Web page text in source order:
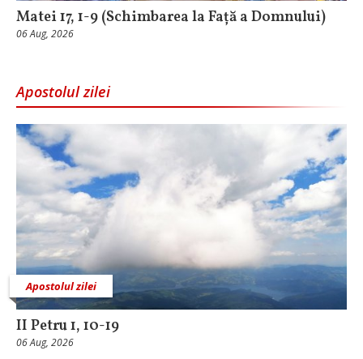
Matei 17, 1-9 (Schimbarea la Față a Domnului)
06 Aug, 2026
Apostolul zilei
Apostolul zilei
II Petru 1, 10-19
06 Aug, 2026